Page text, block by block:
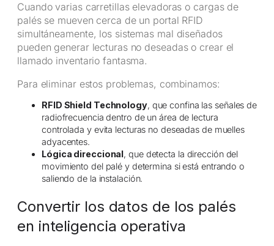
Cuando varias carretillas elevadoras o cargas de
palés se mueven cerca de un portal RFID
simultáneamente, los sistemas mal diseñados
pueden generar lecturas no deseadas o crear el
llamado inventario fantasma.
Para eliminar estos problemas, combinamos:
RFID Shield Technology, que confina las señales de
radiofrecuencia dentro de un área de lectura
controlada y evita lecturas no deseadas de muelles
adyacentes.
Lógica direccional, que detecta la dirección del
movimiento del palé y determina si está entrando o
saliendo de la instalación.
Convertir los datos de los palés
en inteligencia operativa